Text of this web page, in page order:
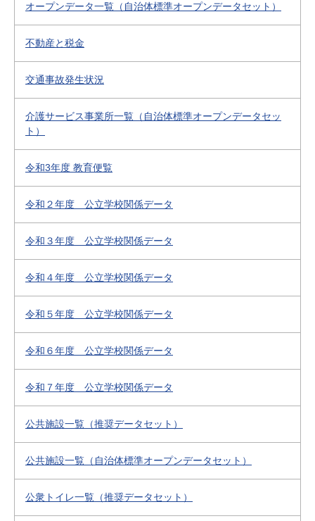
オープンデータ一覧（自治体標準オープンデータセット）
不動産と税金
交通事故発生状況
介護サービス事業所一覧（自治体標準オープンデータセッ
ト）
令和3年度 教育便覧
令和２年度 公立学校関係データ
令和３年度 公立学校関係データ
令和４年度 公立学校関係データ
令和５年度 公立学校関係データ
令和６年度 公立学校関係データ
令和７年度 公立学校関係データ
公共施設一覧（推奨データセット）
公共施設一覧（自治体標準オープンデータセット）
公衆トイレ一覧（推奨データセット）